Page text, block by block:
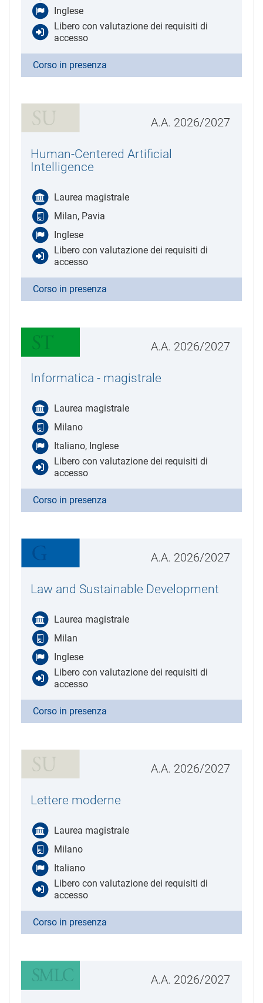
Inglese
Libero con valutazione dei requisiti di
accesso
Corso in presenza
A.A. 2026/2027
Human-Centered Artificial
Intelligence
Laurea magistrale
Milan, Pavia
Inglese
Libero con valutazione dei requisiti di
accesso
Corso in presenza
A.A. 2026/2027
Informatica - magistrale
Laurea magistrale
Milano
Italiano, Inglese
Libero con valutazione dei requisiti di
accesso
Corso in presenza
A.A. 2026/2027
Law and Sustainable Development
Laurea magistrale
Milan
Inglese
Libero con valutazione dei requisiti di
accesso
Corso in presenza
A.A. 2026/2027
Lettere moderne
Laurea magistrale
Milano
Italiano
Libero con valutazione dei requisiti di
accesso
Corso in presenza
A.A. 2026/2027